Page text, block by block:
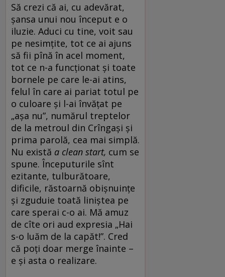
Să crezi că ai, cu adevărat,
șansa unui nou început e o
iluzie. Aduci cu tine, voit sau
pe nesimțite, tot ce ai ajuns
să fii pînă în acel moment,
tot ce n-a funcționat și toate
bornele pe care le-ai atins,
felul în care ai pariat totul pe
o culoare și l-ai învățat pe
„așa nu”, numărul treptelor
de la metroul din Crîngași și
prima parolă, cea mai simplă.
Nu există a clean start, cum se
spune. Începuturile sînt
ezitante, tulburătoare,
dificile, răstoarnă obișnuințe
și zguduie toată liniștea pe
care sperai c-o ai. Mă amuz
de cîte ori aud expresia „Hai
s-o luăm de la capăt!”. Cred
că poți doar merge înainte –
e și asta o realizare.